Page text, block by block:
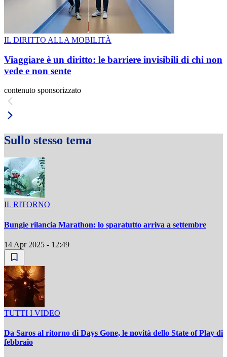
IL DIRITTO ALLA MOBILITÀ
Viaggiare è un diritto: le barriere invisibili di chi non
vede e non sente
contenuto sponsorizzato
Sullo stesso tema
IL RITORNO
Bungie rilancia Marathon: lo sparatutto arriva a settembre
14 Apr 2025 - 12:49
TUTTI I VIDEO
Da Saros al ritorno di Days Gone, le novità dello State of Play di
febbraio